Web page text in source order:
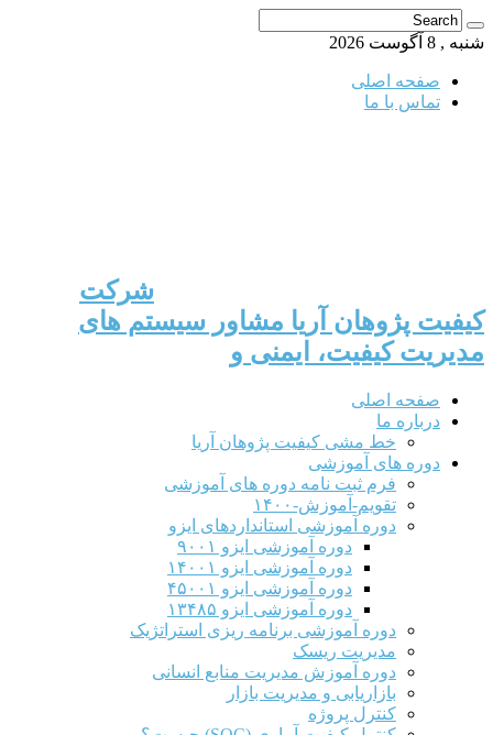
شنبه , 8 آگوست 2026
صفحه اصلی
تماس با ما
شرکت
کیفیت پژوهان آریا مشاور سیستم های
مدیریت کیفیت، ایمنی و
صفحه اصلی
درباره ما
خط مشی کیفیت پژوهان آریا
دوره های آموزشی
فرم ثبت نامه دوره های آموزشی
تقویم-آموزش-۱۴۰۰
دوره آموزشی استانداردهای ایزو
دوره آموزشی ایزو ۹۰۰۱
دوره آموزشی ایزو ۱۴۰۰۱
دوره آموزشی ایزو ۴۵۰۰۱
دوره آموزشی ایزو ۱۳۴۸۵
دوره آموزشی برنامه ریزی استراتژیک
مدیریت ریسک
دوره آموزش مدیریت منابع انسانی
بازاریابی و مدیریت بازار
کنترل پروژه